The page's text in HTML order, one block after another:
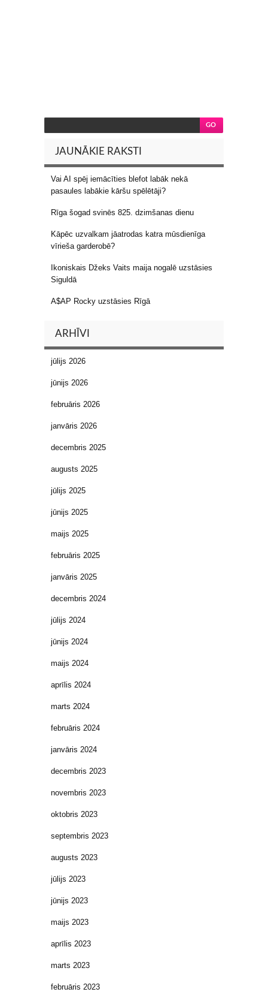
JAUNĀKIE RAKSTI
Vai AI spēj iemācīties blefot labāk nekā
pasaules labākie kāršu spēlētāji?
Rīga šogad svinēs 825. dzimšanas dienu
Kāpēc uzvalkam jāatrodas katra mūsdienīga
vīrieša garderobē?
Ikoniskais Džeks Vaits maija nogalē uzstāsies
Siguldā
A$AP Rocky uzstāsies Rīgā
ARHĪVI
jūlijs 2026
jūnijs 2026
februāris 2026
janvāris 2026
decembris 2025
augusts 2025
jūlijs 2025
jūnijs 2025
maijs 2025
februāris 2025
janvāris 2025
decembris 2024
jūlijs 2024
jūnijs 2024
maijs 2024
aprīlis 2024
marts 2024
februāris 2024
janvāris 2024
decembris 2023
novembris 2023
oktobris 2023
septembris 2023
augusts 2023
jūlijs 2023
jūnijs 2023
maijs 2023
aprīlis 2023
marts 2023
februāris 2023